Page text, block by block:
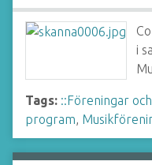
i
Tags: ::Föreningar
program,